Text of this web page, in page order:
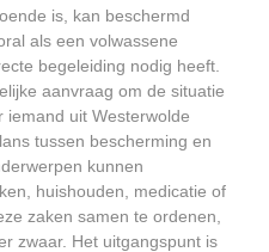
is, kan beschermd
als een volwassene
begeleiding nodig heeft.
aanvraag om de situatie
iemand uit Westerwolde
tussen bescherming en
kunnen
huishouden, medicatie of
zaken samen te ordenen,
zwaar. Het uitgangspunt is